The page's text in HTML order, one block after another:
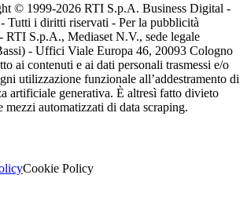
© 1999-2026 RTI S.p.A. Business Digital -
Tutti i diritti riservati - Per la pubblicità
RTI S.p.A., Mediaset N.V., sede legale
- Uffici Viale Europa 46, 20093 Cologno
ai contenuti e ai dati personali trasmessi e/o
utilizzazione funzionale all’addestramento di
artificiale generativa. È altresì fatto divieto
mezzi automatizzati di data scraping.
Cookie Policy